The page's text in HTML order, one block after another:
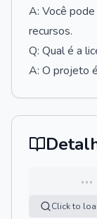
A: Você
recursos.
Q: Qual é a
A: O projeto
…
Click to